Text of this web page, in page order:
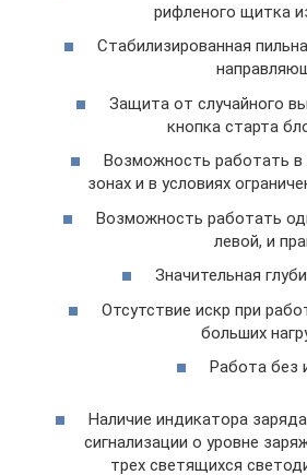
рифленого щитка
Стабилизированная
Защита от случайного
кнопка старта
Возможность работать
зонах и в условиях
Возможность работать
левой, и
Значительная
Отсутствие искр при
больших
Работа без
Наличие индикатора
сигнализации о уровне
трех светящихся